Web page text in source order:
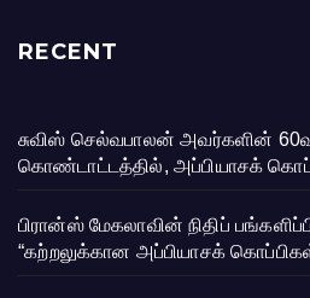
RECENT
சுவிஸ் செல்வபாலன் அவர்களின்
கொண்டாட்டத்தில், அப்பியாசக்
பிரான்ஸ் மேகலாவின் நிதிப்
“கற்றலுக்கான அப்பியாசக்